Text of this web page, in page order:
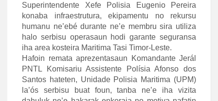
Superintendente Xefe Polisia Eugenio Pereira
konaba infraestrutura, ekipamentu no rekursu
humanu ne’ebé durante ne’e membru sira utiliza
halo serbisu operasaun hodi garante seguransa
iha area kosteira Maritima Tasi Timor-Leste.
Hafoin remata aprezentasaun Komandante Jerál
PNTL Komisariu Assistente Polísia Afonso dos
Santos hateten, Unidade Polisia Maritima (UPM)
la’ós serbisu buat foun, tanba ne’e iha vizita